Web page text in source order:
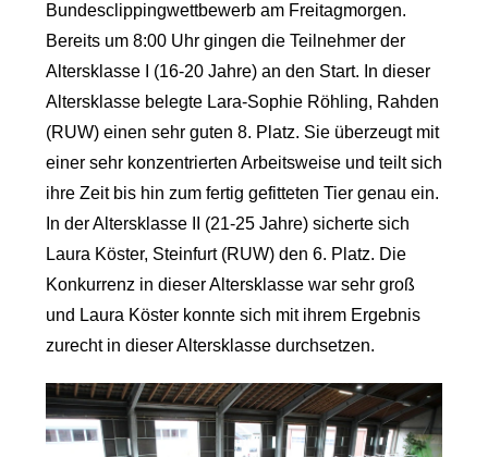
Bundesclippingwettbewerb am Freitagmorgen.
Bereits um 8:00 Uhr gingen die Teilnehmer der
Altersklasse I (16-20 Jahre) an den Start. In dieser
Altersklasse belegte Lara-Sophie Röhling, Rahden
(RUW) einen sehr guten 8. Platz. Sie überzeugt mit
einer sehr konzentrierten Arbeitsweise und teilt sich
ihre Zeit bis hin zum fertig gefitteten Tier genau ein.
In der Altersklasse II (21-25 Jahre) sicherte sich
Laura Köster, Steinfurt (RUW) den 6. Platz. Die
Konkurrenz in dieser Altersklasse war sehr groß
und Laura Köster konnte sich mit ihrem Ergebnis
zurecht in dieser Altersklasse durchsetzen.